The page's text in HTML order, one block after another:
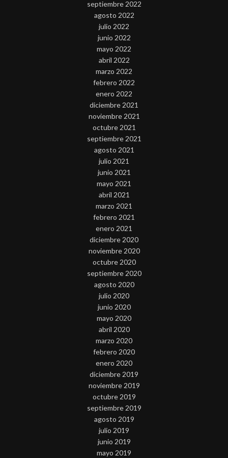
septiembre 2022
agosto 2022
julio 2022
junio 2022
mayo 2022
abril 2022
marzo 2022
febrero 2022
enero 2022
diciembre 2021
noviembre 2021
octubre 2021
septiembre 2021
agosto 2021
julio 2021
junio 2021
mayo 2021
abril 2021
marzo 2021
febrero 2021
enero 2021
diciembre 2020
noviembre 2020
octubre 2020
septiembre 2020
agosto 2020
julio 2020
junio 2020
mayo 2020
abril 2020
marzo 2020
febrero 2020
enero 2020
diciembre 2019
noviembre 2019
octubre 2019
septiembre 2019
agosto 2019
julio 2019
junio 2019
mayo 2019